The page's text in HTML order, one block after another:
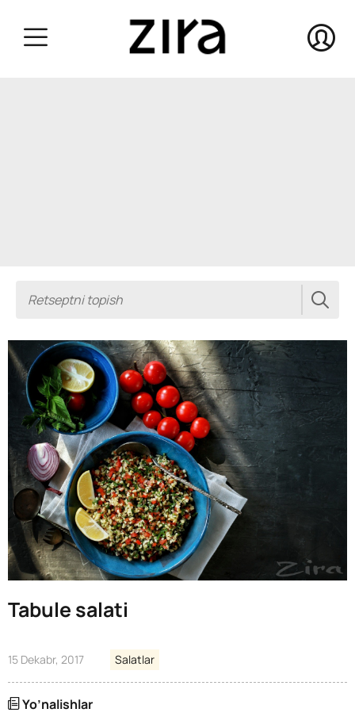
Tabule salati
15 Dekabr, 2017 Salatlar
Yo’nalishlar